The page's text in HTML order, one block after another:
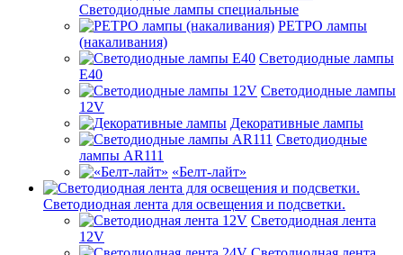
Светодиодные лампы специальные
РЕТРО лампы
(накаливания)
Светодиодные лампы
E40
Светодиодные лампы
12V
Декоративные лампы
Светодиодные
лампы AR111
«Белт-лайт»
Светодиодная лента для освещения и подсветки.
Светодиодная лента
12V